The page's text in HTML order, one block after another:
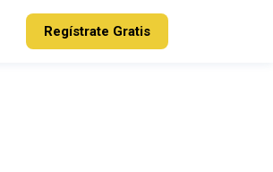
Regístrate Gratis